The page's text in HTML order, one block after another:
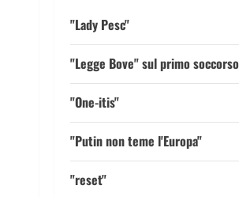
"Lady Pesc"
"Legge Bove" sul primo soccorso
"One-itis"
"Putin non teme l'Europa"
"reset"